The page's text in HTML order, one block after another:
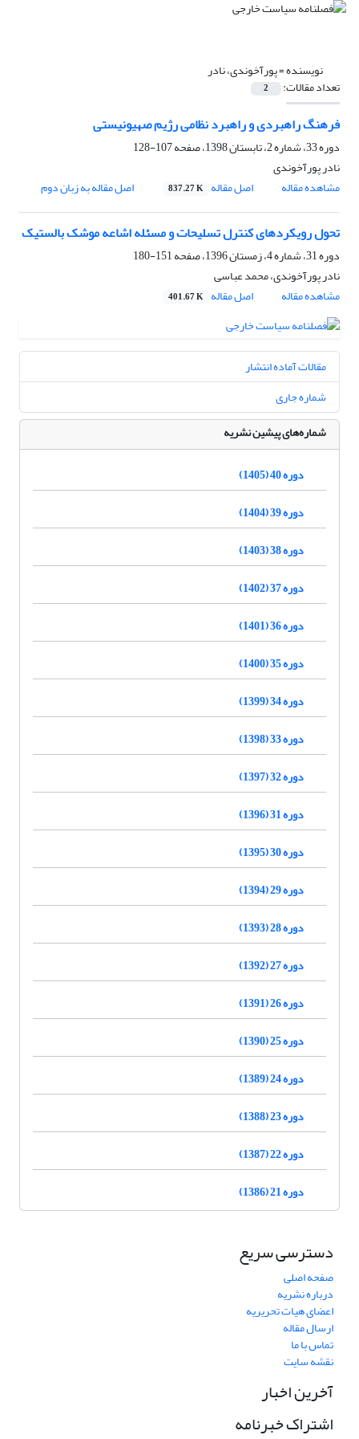
نویسنده =پورآخوندی، نادر
تعداد مقالات: 2
فرهنگ راهبردی و راهبرد نظامی رژیم صهیونیستی
دوره 33، شماره 2، تابستان 1398، صفحه
107-128
نادر پورآخوندی
مشاهده مقاله
اصل مقاله 837.27 K اصل مقاله به زبان دوم
تحول رویکردهای کنترل تسلیحات و مسئله اشاعه موشک بالستیک
دوره 31، شماره 4، زمستان 1396، صفحه
151-180
نادر پورآخوندی، محمد عباسی
مشاهده مقاله
اصل مقاله 401.67 K
مقالات آماده انتشار
شماره جاری
شماره‌های پیشین نشریه
دوره 40 (1405)
دوره 39 (1404)
دوره 38 (1403)
دوره 37 (1402)
دوره 36 (1401)
دوره 35 (1400)
دوره 34 (1399)
دوره 33 (1398)
دوره 32 (1397)
دوره 31 (1396)
دوره 30 (1395)
دوره 29 (1394)
دوره 28 (1393)
دوره 27 (1392)
دوره 26 (1391)
دوره 25 (1390)
دوره 24 (1389)
دوره 23 (1388)
دوره 22 (1387)
دوره 21 (1386)
دسترسی سریع
صفحه اصلی
درباره نشریه
اعضای هیات تحریریه
ارسال مقاله
تماس با ما
نقشه سایت
آخرین اخبار
اشتراک خبرنامه